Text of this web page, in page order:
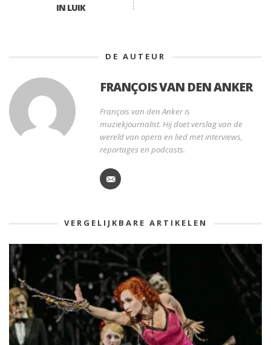
IN LUIK
DE AUTEUR
FRANÇOIS VAN DEN ANKER
François van den Anker is
muziekjournalist. Hij doet verslag van de
wereld van opera en lied met interviews,
reportages en podcasts.
VERGELIJKBARE ARTIKELEN